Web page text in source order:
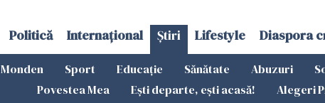
Politică Internațional Știri Lifestyle Diaspora
Monden Sport Educație Sănătate Abuzuri
Povestea Mea
Ești departe, ești acasă! Alegeri